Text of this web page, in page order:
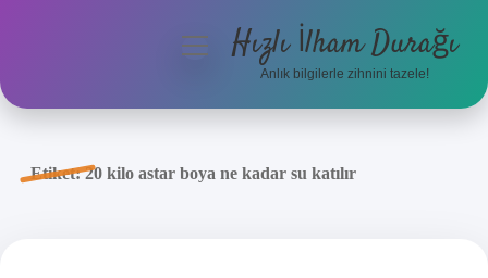
Anasayfa
menüyüHızlı İlham Durağı
Anlık bilgilerle zihnini tazele!
Etiket:20 kilo astar boya ne kadar su katılır